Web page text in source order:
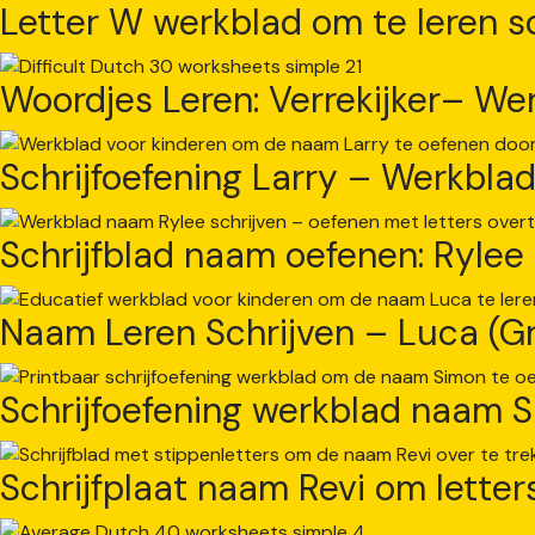
Letter W werkblad om te leren
Woordjes Leren: Verrekijker–
Schrijfoefening Larry –
Schrijfblad naam oefenen: Rylee
Naam Leren Schrijven – Luca
Schrijfoefening werkblad naam
Schrijfplaat naam Revi om